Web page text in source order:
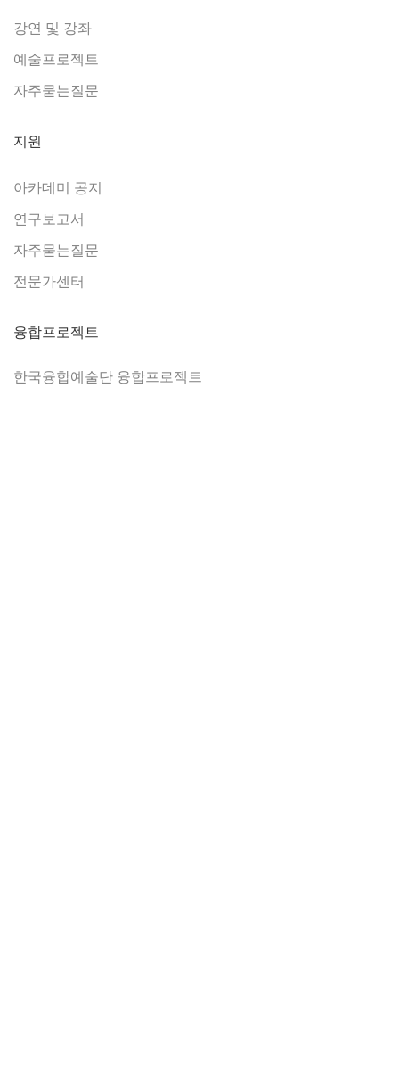
강연 및 강좌
예술프로젝트
자주묻는질문
지원
아카데미 공지
연구보고서
자주묻는질문
전문가센터
융합프로젝트
한국융합예술단 융합프로젝트